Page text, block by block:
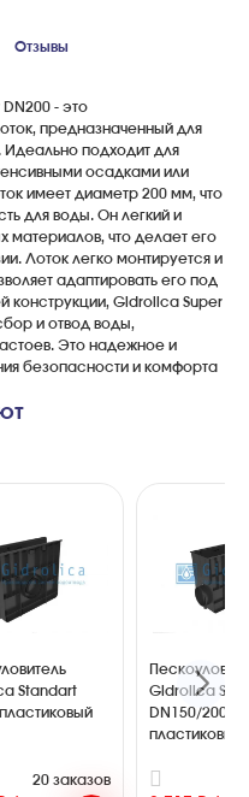
Отзывы
- это
предназначенный для
подходит для
осадками или
имеет диаметр 200 мм, что
для воды. Он легкий и
материалов, что делает его
Лоток легко монтируется и
адаптировать его под
конструкции, Gidrolica Super
и отвод воды,
Это надежное и
безопасности и комфорта
Standart
20 заказов
Gidrolica
DN150/200
пластиковый